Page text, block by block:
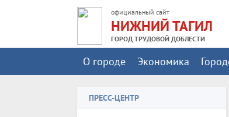
официальный сайт
НИЖНИЙ ТАГИЛ
ГОРОД ТРУДОВОЙ ДОБЛЕСТИ
О городе Экономика
ПРЕСС-ЦЕНТР